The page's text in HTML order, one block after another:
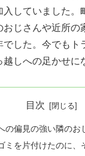
入していました。
じさんや近所の
した。今でもト
しへの足かせに
目次
の偏見の強い隣のお
ミを片付けたのに、